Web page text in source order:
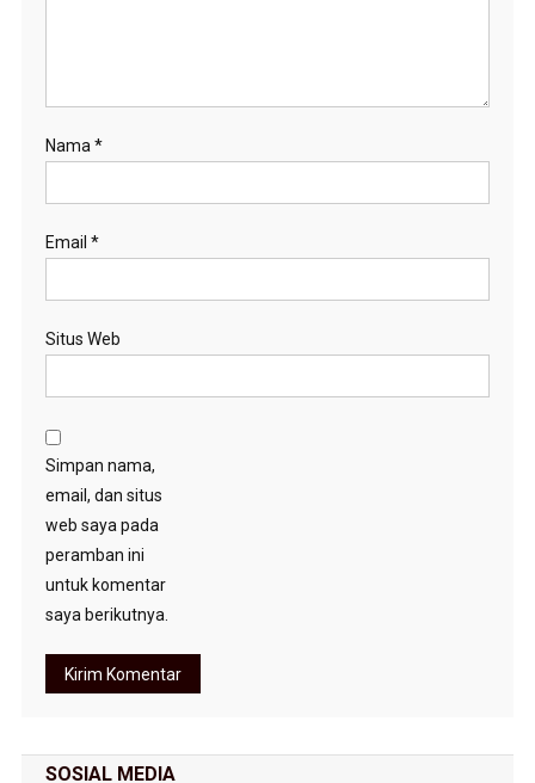
Nama*
Email *
Situs Web
Simpan nama,
email, dan situs
web saya pada
peramban ini
untuk komentar
saya berikutnya.
SOSIAL MEDIA